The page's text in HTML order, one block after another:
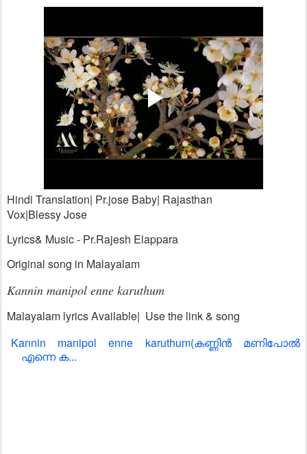
Hindi Translation| Pr.jose Baby| Rajasthan
Vox|Blessy Jose
Lyrics& Music - Pr.Rajesh Elappara
Original song in Malayalam
Kannin manipol enne karuthum
Malayalam lyrics Available| Use the link & song
Kannin manipol enne karuthum(കണ്ണിൻ മണിപോൽ
എന്നെ ക...